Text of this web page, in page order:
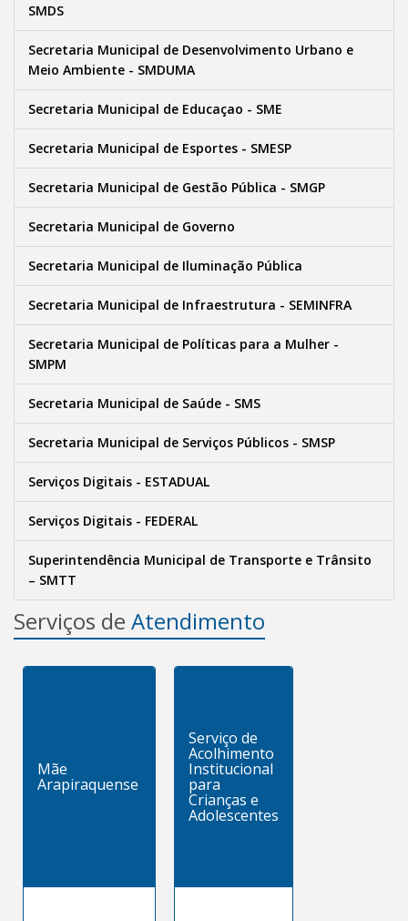
SMDS
Secretaria Municipal de Desenvolvimento Urbano e
Meio Ambiente - SMDUMA
Secretaria Municipal de Educaçao - SME
Secretaria Municipal de Esportes - SMESP
Secretaria Municipal de Gestão Pública - SMGP
Secretaria Municipal de Governo
Secretaria Municipal de Iluminação Pública
Secretaria Municipal de Infraestrutura - SEMINFRA
Secretaria Municipal de Políticas para a Mulher -
SMPM
Secretaria Municipal de Saúde - SMS
Secretaria Municipal de Serviços Públicos - SMSP
Serviços Digitais - ESTADUAL
Serviços Digitais - FEDERAL
Superintendência Municipal de Transporte e Trânsito
– SMTT
Serviços de Atendimento
Mãe
Arapiraquense
Serviço de
Acolhimento
Institucional
para
Crianças e
Adolescentes